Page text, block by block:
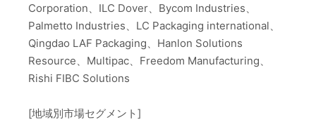
Corporation、ILC Dover、Bycom Industries、
Palmetto Industries、LC Packaging international、
Qingdao LAF Packaging、Hanlon Solutions
Resource、Multipac、Freedom Manufacturing、
Rishi FIBC Solutions
[地域別市場セグメント]